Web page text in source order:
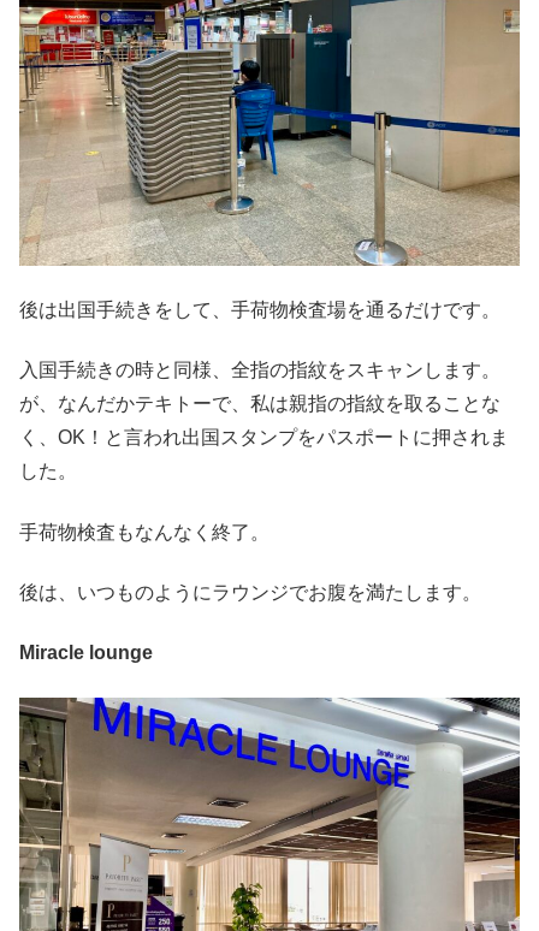
後は出国手続きをして、手荷物検査場を通るだけです。
入国手続きの時と同様、全指の指紋をスキャンします。
が、なんだかテキトーで、私は親指の指紋を取ることな
く、OK！と言われ出国スタンプをパスポートに押されま
した。
手荷物検査もなんなく終了。
後は、いつものようにラウンジでお腹を満たします。
Miracle lounge